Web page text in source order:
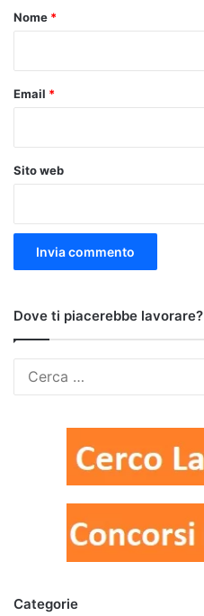
o
Nome *
Email *
Sito web
Dove ti piacerebbe lavorare?
Categorie